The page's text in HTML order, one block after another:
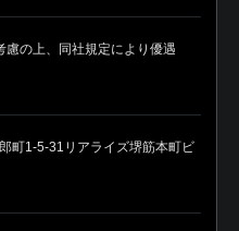
慮の上、同社規定により優遇
町1-5-31リアライズ堺筋本町ビ